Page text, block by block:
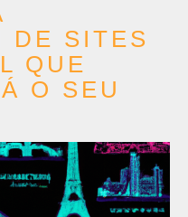
DE SITES
QUE
O SEU